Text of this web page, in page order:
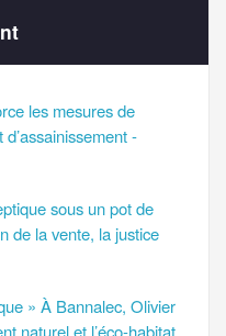
les mesures de
-
sous un pot de
de la vente, la justice
» À Bannalec, Olivier
naturel et l’éco-habitat